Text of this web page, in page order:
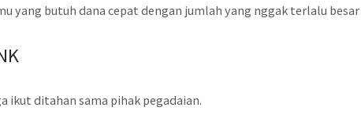
yang butuh dana cepat dengan jumlah yang nggak terlalu
ikut ditahan sama pihak pegadaian.